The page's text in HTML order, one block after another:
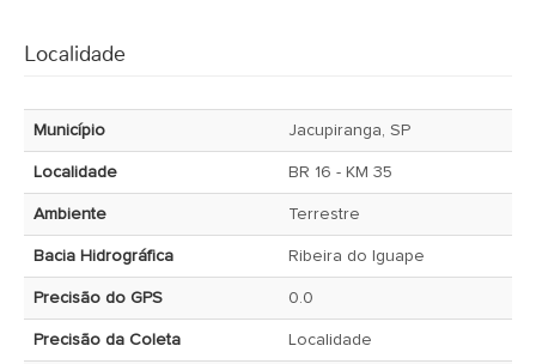
Localidade
Município Jacupiranga, SP
Localidade BR 16 - KM 35
Ambiente Terrestre
Bacia Hidrográfica Ribeira do Iguape
Precisão do GPS 0.0
Precisão da Coleta Localidade